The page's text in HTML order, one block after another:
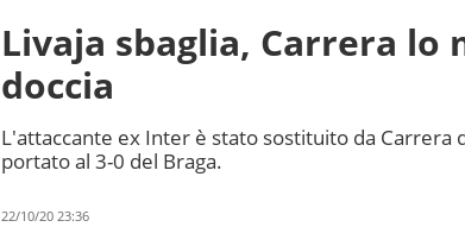
Livaja sbaglia, Carrera lo
doccia
L'attaccante ex Inter è stato sostituito da Carrera
portato al 3-0 del Braga.
22/10/20 23:36